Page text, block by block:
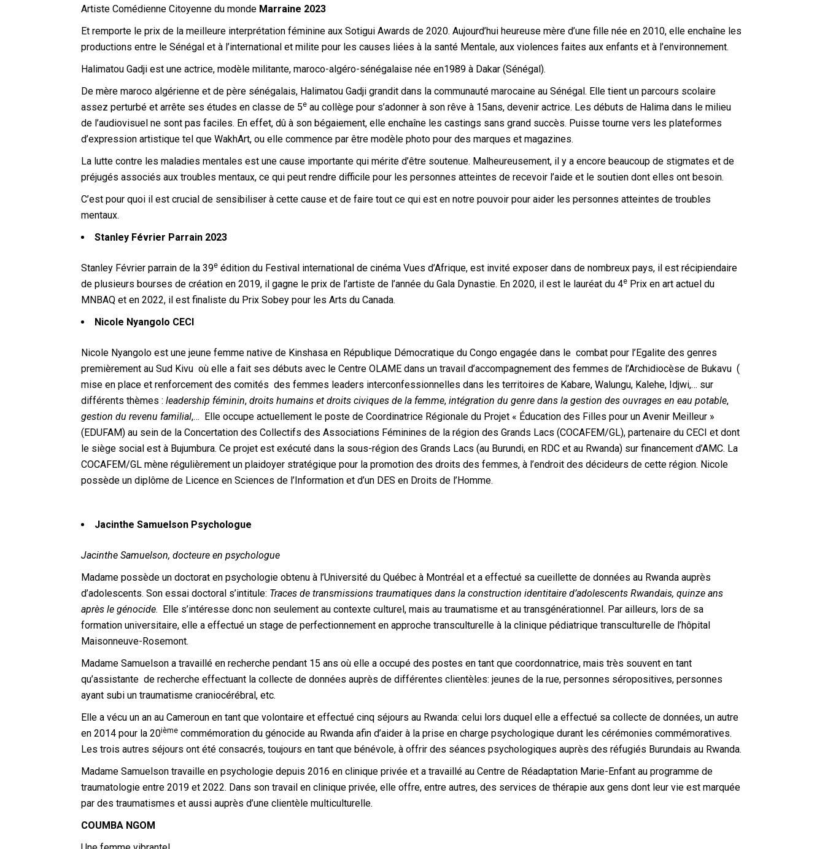
Artiste Comédienne Citoyenne du monde Marraine 2023
Et remporte le prix de la meilleure interprétation féminine aux Sotigui Awards de 2020. Aujourd’hui heureuse mère d’une fille née en 2010, elle enchaîne les
productions entre le Sénégal et à l’international et milite pour les causes liées à la santé Mentale, aux violences faites aux enfants et à l’environnement.
Halimatou Gadji est une actrice, modèle militante, maroco-algéro-sénégalaise née en1989 à Dakar (Sénégal).
De mère maroco algérienne et de père sénégalais, Halimatou Gadji grandit dans la communauté marocaine au Sénégal. Elle tient un parcours scolaire
assez perturbé et arrête ses études en classe de 5e au collège pour s’adonner à son rêve à 15ans, devenir actrice. Les débuts de Halima dans le milieu
de l’audiovisuel ne sont pas faciles. En effet, dû à son bégaiement, elle enchaîne les castings sans grand succès. Puisse tourne vers les plateformes
d’expression artistique tel que WakhArt, ou elle commence par être modèle photo pour des marques et magazines.
La lutte contre les maladies mentales est une cause importante qui mérite d’être soutenue. Malheureusement, il y a encore beaucoup de stigmates et de
préjugés associés aux troubles mentaux, ce qui peut rendre difficile pour les personnes atteintes de recevoir l’aide et le soutien dont elles ont besoin.
C’est pour quoi il est crucial de sensibiliser à cette cause et de faire tout ce qui est en notre pouvoir pour aider les personnes atteintes de troubles
mentaux.
Stanley Février Parrain 2023
Stanley Février parrain de la 39e édition du Festival international de cinéma Vues d’Afrique, est invité exposer dans de nombreux pays, il est récipiendaire
de plusieurs bourses de création en 2019, il gagne le prix de l’artiste de l’année du Gala Dynastie. En 2020, il est le lauréat du 4e Prix en art actuel du
MNBAQ et en 2022, il est finaliste du Prix Sobey pour les Arts du Canada.
Nicole Nyangolo CECI
Nicole Nyangolo est une jeune femme native de Kinshasa en République Démocratique du Congo engagée dans le combat pour l’Egalite des genres
premièrement au Sud Kivu où elle a fait ses débuts avec le Centre OLAME dans un travail d’accompagnement des femmes de l’Archidiocèse de Bukavu (
mise en place et renforcement des comités des femmes leaders interconfessionnelles dans les territoires de Kabare, Walungu, Kalehe, Idjwi,… sur
différents thèmes : leadership féminin, droits humains et droits civiques de la femme, intégration du genre dans la gestion des ouvrages en eau potable,
gestion du revenu familial,… Elle occupe actuellement le poste de Coordinatrice Régionale du Projet « Éducation des Filles pour un Avenir Meilleur »
(EDUFAM) au sein de la Concertation des Collectifs des Associations Féminines de la région des Grands Lacs (COCAFEM/GL), partenaire du CECI et dont
le siège social est à Bujumbura. Ce projet est exécuté dans la sous-région des Grands Lacs (au Burundi, en RDC et au Rwanda) sur financement d’AMC. La
COCAFEM/GL mène régulièrement un plaidoyer stratégique pour la promotion des droits des femmes, à l’endroit des décideurs de cette région. Nicole
possède un diplôme de Licence en Sciences de l’Information et d’un DES en Droits de l’Homme.
Jacinthe Samuelson Psychologue
Jacinthe Samuelson, docteure en psychologue
Madame possède un doctorat en psychologie obtenu à l’Université du Québec à Montréal et a effectué sa cueillette de données au Rwanda auprès
d’adolescents. Son essai doctoral s’intitule: Traces de transmissions traumatiques dans la construction identitaire d’adolescents Rwandais, quinze ans
après le génocide. Elle s’intéresse donc non seulement au contexte culturel, mais au traumatisme et au transgénérationnel. Par ailleurs, lors de sa
formation universitaire, elle a effectué un stage de perfectionnement en approche transculturelle à la clinique pédiatrique transculturelle de l’hôpital
Maisonneuve-Rosemont.
Madame Samuelson a travaillé en recherche pendant 15 ans où elle a occupé des postes en tant que coordonnatrice, mais très souvent en tant
qu’assistante de recherche effectuant la collecte de données auprès de différentes clientèles: jeunes de la rue, personnes séropositives, personnes
ayant subi un traumatisme craniocérébral, etc.
Elle a vécu un an au Cameroun en tant que volontaire et effectué cinq séjours au Rwanda: celui lors duquel elle a effectué sa collecte de données, un autre
en 2014 pour la 20ième commémoration du génocide au Rwanda afin d’aider à la prise en charge psychologique durant les cérémonies commémoratives.
Les trois autres séjours ont été consacrés, toujours en tant que bénévole, à offrir des séances psychologiques auprès des réfugiés Burundais au Rwanda.
Madame Samuelson travaille en psychologie depuis 2016 en clinique privée et a travaillé au Centre de Réadaptation Marie-Enfant au programme de
traumatologie entre 2019 et 2022. Dans son travail en clinique privée, elle offre, entre autres, des services de thérapie aux gens dont leur vie est marquée
par des traumatismes et aussi auprès d’une clientèle multiculturelle.
COUMBA NGOM